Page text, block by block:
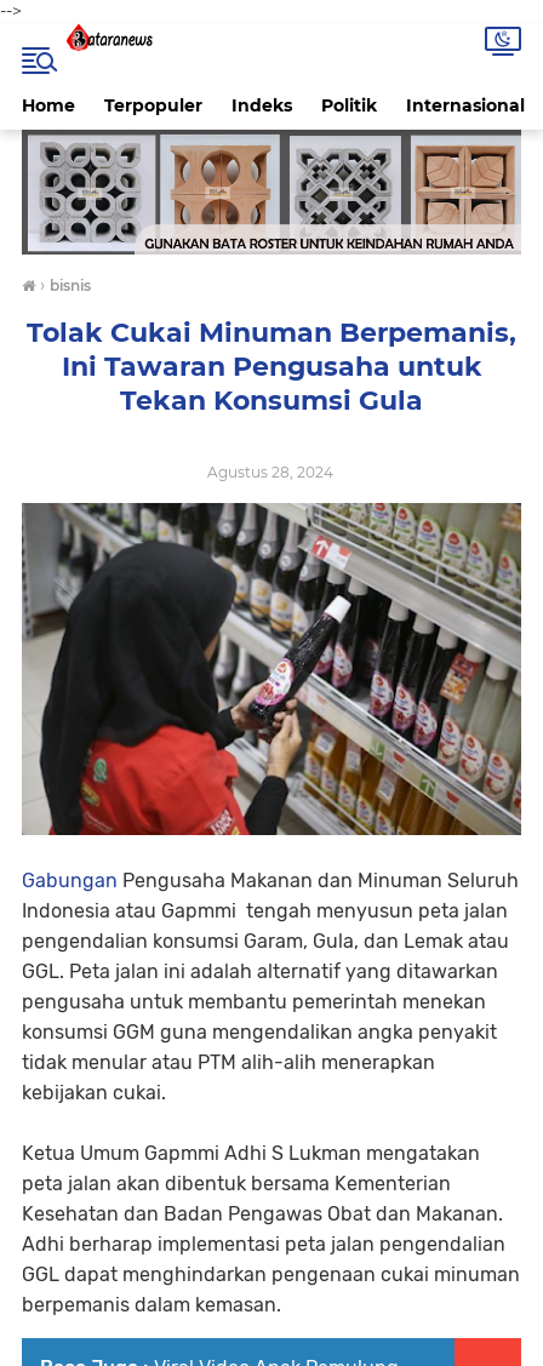
-->
Home Terpopuler Indeks Politik Internasional
› bisnis
Tolak Cukai Minuman Berpemanis,
Ini Tawaran Pengusaha untuk
Tekan Konsumsi Gula
Agustus 28, 2024
Gabungan Pengusaha Makanan dan Minuman Seluruh
Indonesia atau Gapmmi tengah menyusun peta jalan
pengendalian konsumsi Garam, Gula, dan Lemak atau
GGL. Peta jalan ini adalah alternatif yang ditawarkan
pengusaha untuk membantu pemerintah menekan
konsumsi GGM guna mengendalikan angka penyakit
tidak menular atau PTM alih-alih menerapkan
kebijakan cukai.
Ketua Umum Gapmmi Adhi S Lukman mengatakan
peta jalan akan dibentuk bersama Kementerian
Kesehatan dan Badan Pengawas Obat dan Makanan.
Adhi berharap implementasi peta jalan pengendalian
GGL dapat menghindarkan pengenaan cukai minuman
berpemanis dalam kemasan.